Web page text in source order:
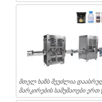
მთელ ხაზს შეუძლია
მარკირების სამუშაოები ერთ